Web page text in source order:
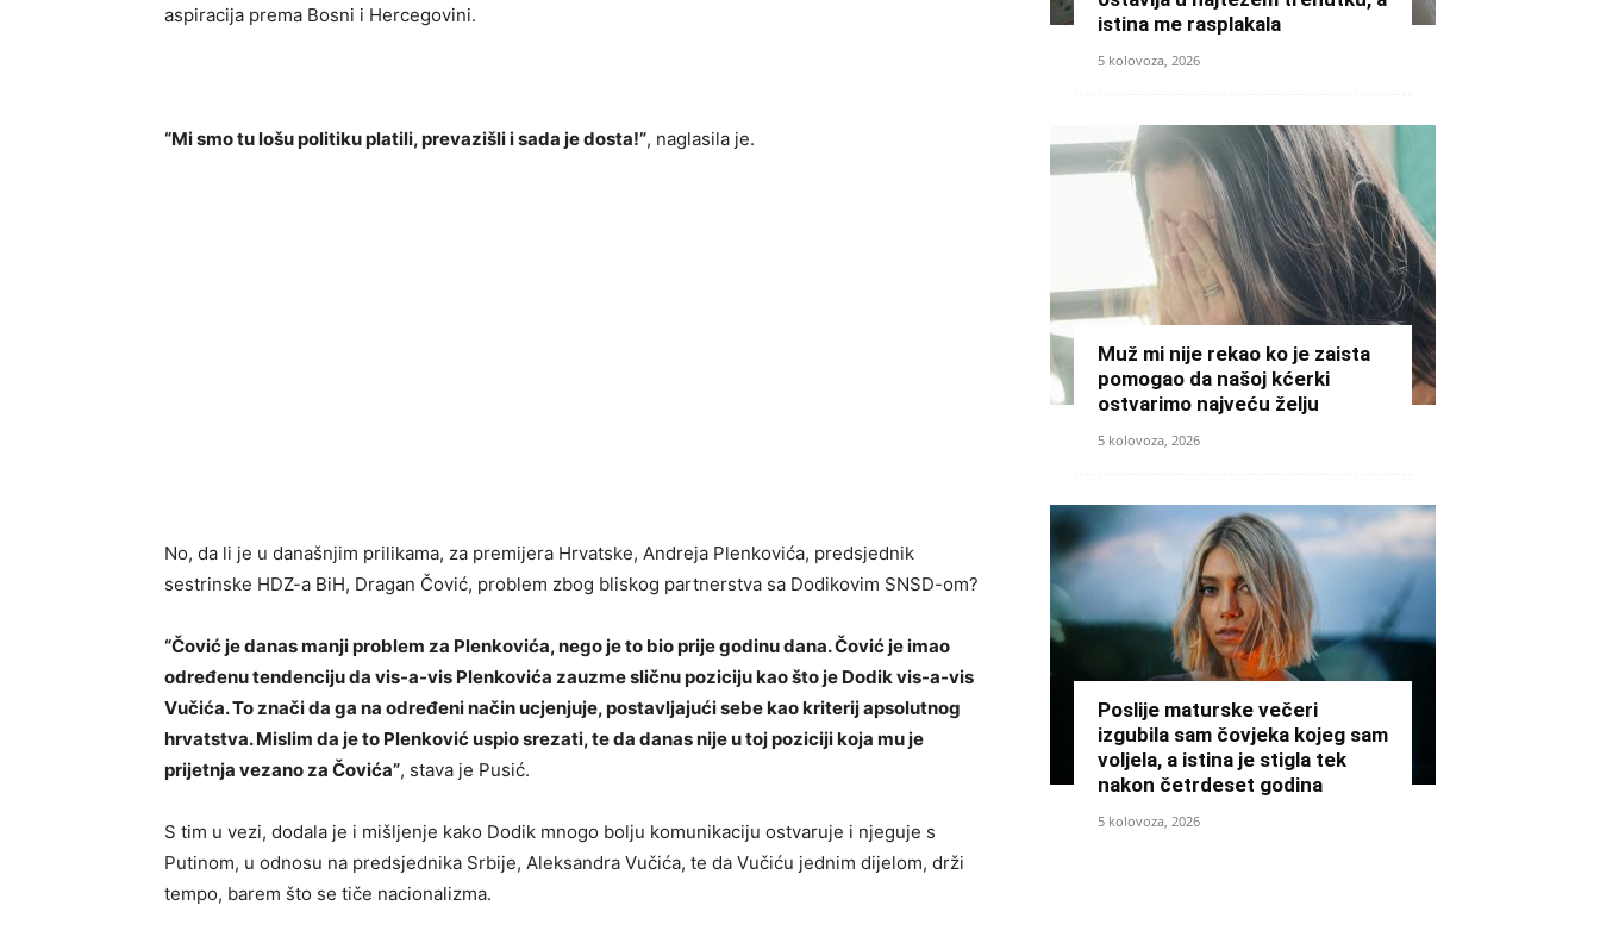
aspiracija prema Bosni i Hercegovini.
“Mi smo tu lošu politiku platili, prevazišli i sada je dosta!”, naglasila je.
No, da li je u današnjim prilikama, za premijera Hrvatske, Andreja Plenkovića, predsjednik
sestrinske HDZ-a BiH, Dragan Čović, problem zbog bliskog partnerstva sa Dodikovim SNSD-om?
“Čović je danas manji problem za Plenkovića, nego je to bio prije godinu dana. Čović je imao
određenu tendenciju da vis-a-vis Plenkovića zauzme sličnu poziciju kao što je Dodik vis-a-vis
Vučića. To znači da ga na određeni način ucjenjuje, postavljajući sebe kao kriterij apsolutnog
hrvatstva. Mislim da je to Plenković uspio srezati, te da danas nije u toj poziciji koja mu je
prijetnja vezano za Čovića”, stava je Pusić.
S tim u vezi, dodala je i mišljenje kako Dodik mnogo bolju komunikaciju ostvaruje i njeguje s
Putinom, u odnosu na predsjednika Srbije, Aleksandra Vučića, te da Vučiću jednim dijelom, drži
tempo, barem što se tiče nacionalizma.
istina me rasplakala
5 kolovoza, 2026
Muž mi nije rekao ko je zaista
pomogao da našoj kćerki
ostvarimo najveću želju
5 kolovoza, 2026
Poslije maturske večeri
izgubila sam čovjeka kojeg sam
voljela, a istina je stigla tek
nakon četrdeset godina
5 kolovoza, 2026